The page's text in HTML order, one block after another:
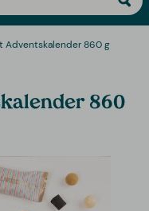
Adventskalender 860 g
860